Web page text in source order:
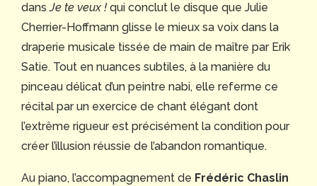
dansJe te veux ! qui conclut le disque que Julie
Cherrier-Hoffmann glisse le mieux sa voix dans la
draperie musicale tissée de main de maître par Erik
Satie. Tout en nuances subtiles, à la manière du
pinceau délicat d’un peintre nabi, elle referme ce
récital par un exercice de chant élégant dont
l’extrême rigueur est précisément la condition pour
créer l’illusion réussie de l’abandon romantique.
Au piano, l’accompagnement de Frédéric Chaslin